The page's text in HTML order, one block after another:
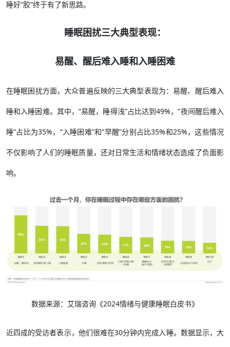
睡好“胶”终于有了新思路。
睡眠困扰三大典型表现：
易醒、醒后难入睡和入睡困难
在睡眠困扰方面，大众普遍反映的三大典型表现为：易醒、醒后难入
睡和入睡困难。其中，“易醒，睡得浅”占比达到49%，“夜间醒后难入
睡”占比为35%，“入睡困难”和“早醒”分别占比35%和25%，这些情况
不仅影响了人们的睡眠质量，还对日常生活和情绪状态造成了负面影
响。
数据来源：艾瑞咨询《2024情绪与健康睡眠白皮书》
近四成的受访者表示，他们很难在30分钟内完成入睡。数据显示，大